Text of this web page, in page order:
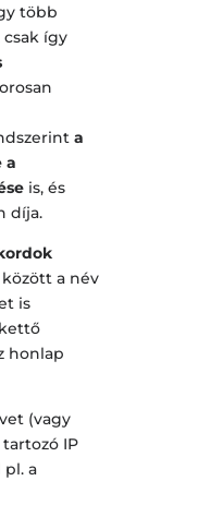
több
így
a
a
is, és
díja.
a név
is
honlap
(vagy
IP
pl. a